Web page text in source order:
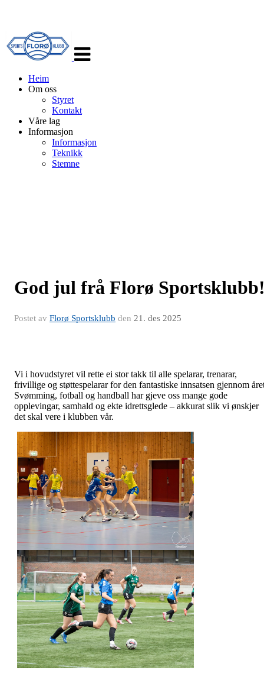
navigasjon
Heim
Om oss
Styret
Kontakt
Våre lag
Informasjon
Informasjon
Teknikk
Stemne
God jul frå Florø
Postet av Florø Sportsklubb den 21. des 2025
Vi i hovudstyret vil rette ei stor takk til alle spelarar, trenarar,
frivillige og støttespelarar for den fantastiske innsatsen gjennom
Svømming, fotball og handball har gjeve oss mange gode
opplevingar, samhald og ekte idrettsglede – akkurat slik vi ønskjer
det skal vere i klubben vår.